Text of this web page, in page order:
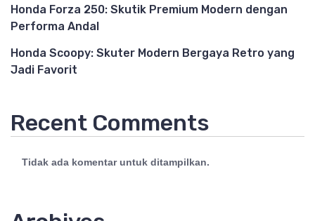
Honda Forza 250: Skutik Premium Modern dengan
Performa Andal
Honda Scoopy: Skuter Modern Bergaya Retro yang
Jadi Favorit
Recent Comments
Tidak ada komentar untuk ditampilkan.